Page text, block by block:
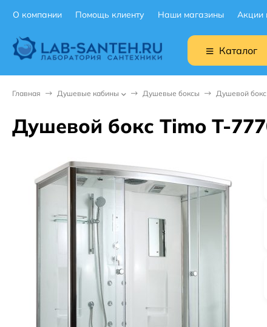
О компании Помощь клиенту Наши магазины Акции
Каталог
Главная Душевые кабины Душевые боксы Душевой
Душевой бокс Timo T-